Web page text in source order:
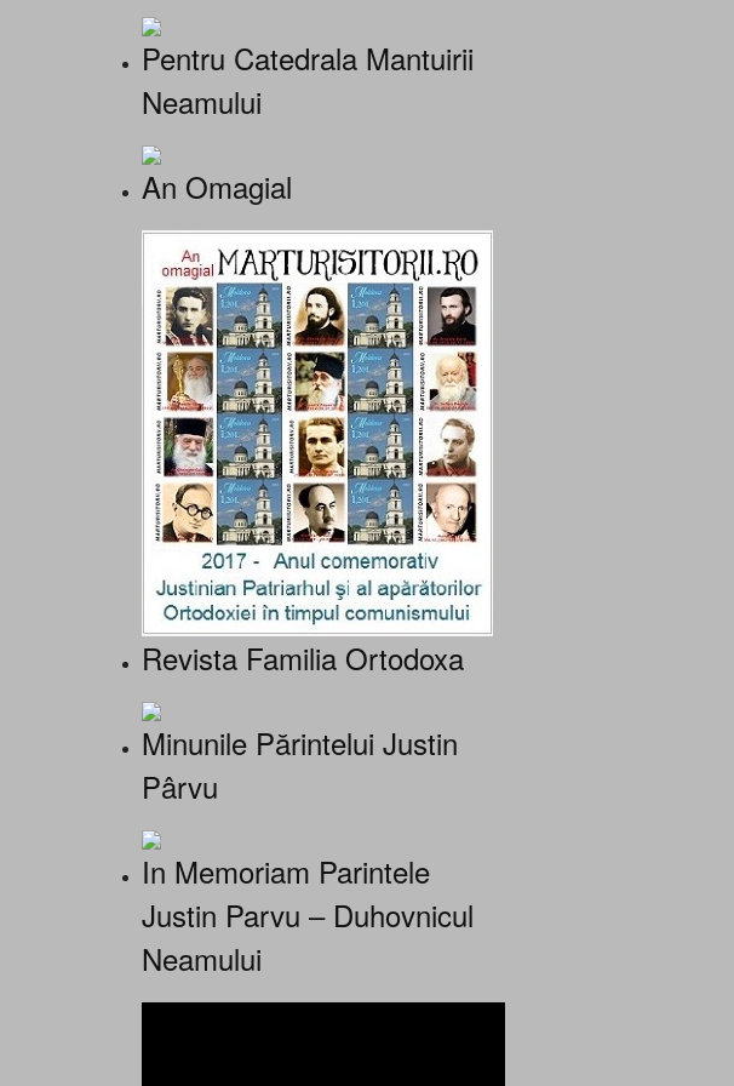
Pentru Catedrala Mantuirii
Neamului
An Omagial
Revista Familia Ortodoxa
Minunile Părintelui Justin
Pârvu
In Memoriam Parintele
Justin Parvu – Duhovnicul
Neamului